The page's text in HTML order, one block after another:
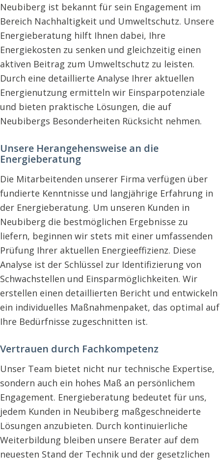
Neubiberg ist bekannt für sein Engagement im
Bereich Nachhaltigkeit und Umweltschutz. Unsere
Energieberatung hilft Ihnen dabei, Ihre
Energiekosten zu senken und gleichzeitig einen
aktiven Beitrag zum Umweltschutz zu leisten.
Durch eine detaillierte Analyse Ihrer aktuellen
Energienutzung ermitteln wir Einsparpotenziale
und bieten praktische Lösungen, die auf
Neubibergs Besonderheiten Rücksicht nehmen.
Unsere Herangehensweise an die
Energieberatung
Die Mitarbeitenden unserer Firma verfügen über
fundierte Kenntnisse und langjährige Erfahrung in
der Energieberatung. Um unseren Kunden in
Neubiberg die bestmöglichen Ergebnisse zu
liefern, beginnen wir stets mit einer umfassenden
Prüfung Ihrer aktuellen Energieeffizienz. Diese
Analyse ist der Schlüssel zur Identifizierung von
Schwachstellen und Einsparmöglichkeiten. Wir
erstellen einen detaillierten Bericht und entwickeln
ein individuelles Maßnahmenpaket, das optimal auf
Ihre Bedürfnisse zugeschnitten ist.
Vertrauen durch Fachkompetenz
Unser Team bietet nicht nur technische Expertise,
sondern auch ein hohes Maß an persönlichem
Engagement. Energieberatung bedeutet für uns,
jedem Kunden in Neubiberg maßgeschneiderte
Lösungen anzubieten. Durch kontinuierliche
Weiterbildung bleiben unsere Berater auf dem
neuesten Stand der Technik und der gesetzlichen